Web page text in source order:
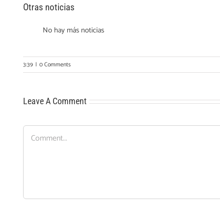
Otras noticias
No hay más noticias
3:39 | 0 Comments
Leave A Comment
Comment